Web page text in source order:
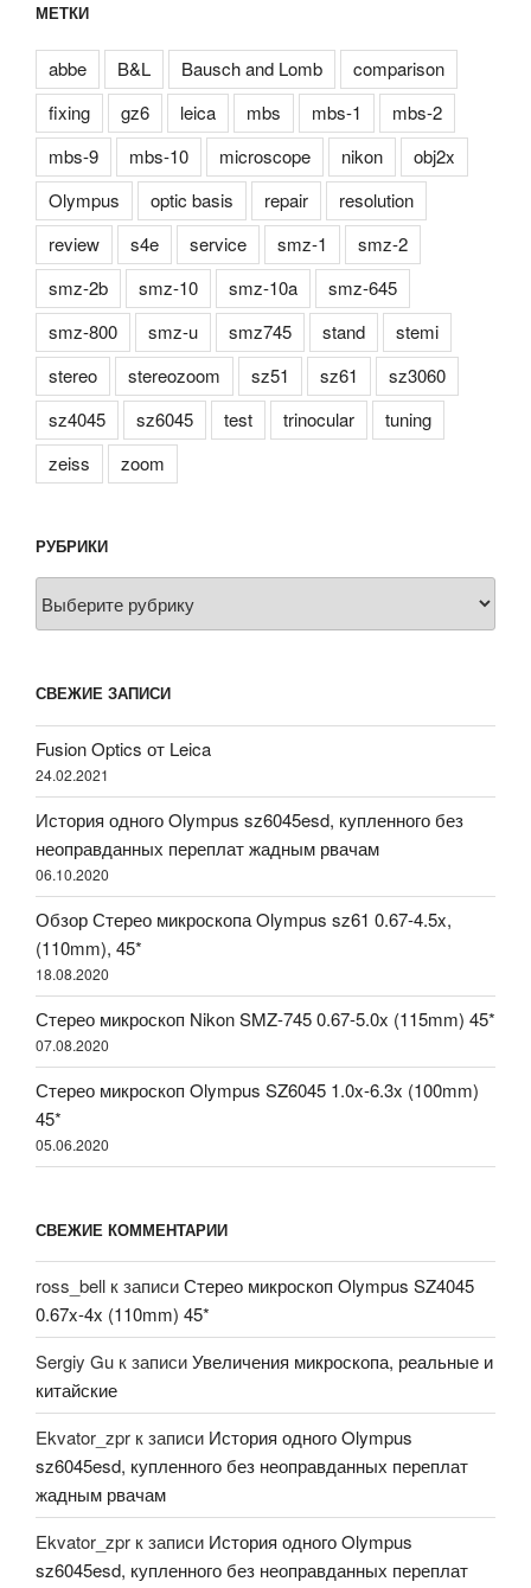
МЕТКИ
abbe B&L Bausch and Lomb
comparison
fixing
gz6 leica mbs mbs-1
mbs-2
mbs-9
mbs-10 microscope nikon
obj2x
Olympus
optic basis repair
resolution
review
s4e service smz-1
smz-2
smz-2b
smz-10 smz-10a
smz-645
smz-800
smz-u smz745 stand
stemi
stereo
stereozoom sz51 sz61
sz3060
sz4045
sz6045 test trinocular
tuning
zeiss
zoom
РУБРИКИ
СВЕЖИЕ ЗАПИСИ
Fusion Optics от Leica
24.02.2021
История одного Olympus sz6045esd, купленного без
неоправданных переплат жадным рвачам
06.10.2020
Обзор Стерео микроскопа Olympus sz61 0.67-4.5x,
(110mm), 45*
18.08.2020
Стерео микроскоп Nikon SMZ-745 0.67-5.0x (115mm) 45*
07.08.2020
Стерео микроскоп Olympus SZ6045 1.0x-6.3x (100mm)
45*
05.06.2020
СВЕЖИЕ КОММЕНТАРИИ
ross_bell к записиСтерео микроскоп Olympus SZ4045
0.67x-4x (110mm) 45*
Sergiy Gu к записиУвеличения микроскопа, реальные и
китайские
Ekvator_zpr к записи История одного Olympus
sz6045esd, купленного без неоправданных переплат
жадным рвачам
Ekvator_zpr к записи История одного Olympus
sz6045esd, купленного без неоправданных переплат